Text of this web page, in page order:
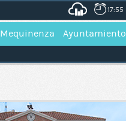
17:55
Mequinenza Ayuntamiento